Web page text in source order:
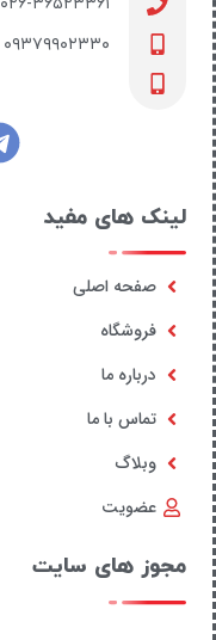
۰۹۳۷۹۹۰۲۳۳۰
لینک های مفید
صفحه اصلی
فروشگاه
درباره ما
تماس با ما
وبلاگ
عضویت
مجوز های سایت